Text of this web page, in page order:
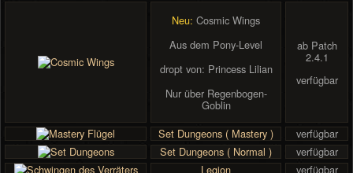
Neu: Cosmic Wings
Aus dem Pony-Level
dropt von: Princess Lilian
Nur über Regenbogen-
Goblin
ab Patch
2.4.1
verfügbar
Set Dungeons ( Mastery )
verfügbar
Set Dungeons ( Normal )
verfügbar
Legion
verfügbar